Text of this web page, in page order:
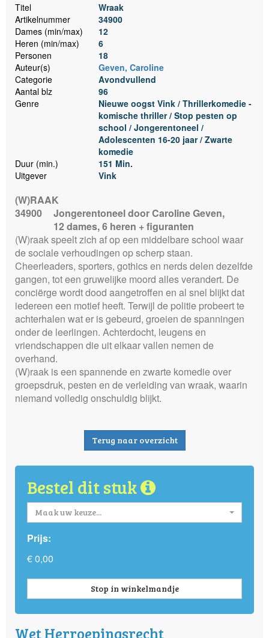
Titel
Wraak
Artikelnummer
34900
Dames (min/max)
12
Heren (min/max)
6
Personen
18
Auteur(s)
Geven, Caroline
Categorie
Avondvullend
Aantal blz
96
Genre
Nieuwe oogst Vink / Thrillerkomedie -
komische thriller / Stop pesten op
school / Jongerentoneel /
Adolescenten 16-20 jaar / Zwarte
komedie
Duur (min.)
151 Min.
Uitgever
Vink
(W)RAAK
34900
Jongerentoneel door Caroline Geven,
12 dames, 6 heren + figuranten
(W)raak speelt zich af op een middelbare school waar
de sociale verhoudingen op scherp staan.
Cheerleaders, sporters, gothics en nerds delen dezelfde
gangen, tot een gruwelijke moord alles verandert. De
conciërge wordt dood aangetroffen en al snel blijkt dat
iedereen een motief heeft. Terwijl de politie probeert te
achterhalen wat er is gebeurd, groeien de spanningen
onder de leerlingen. Achterdocht, leugens en
vriendschappen die uit elkaar vallen nemen de
overhand.
(W)raak is een spannende en zwarte komedie over
groepsdruk, pesten en de verleiding van wraak, waarin
niemand volledig onschuldig blijkt.
Terug naar overzicht
Bestel dit stuk
Maak uw keuze...
Prijs:
€ 0,00
Stop in winkelmandje
Wet Herroepingsrecht